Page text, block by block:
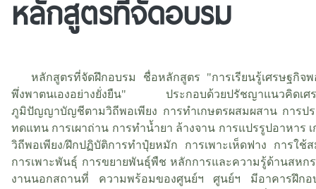
หลักสูตรที่จัดอบรม
หลักสูตรที่จัดฝึกอบรม ชื่อหลักสูตร "การเรียนรู้เศรษฐกิจพอ
พึ่งพาตนเองอย่างยั่งยืน" ประกอบด้วยปรัชญาแนวคิดเศร
ภูมิปัญญาบัญชีตามวิถีพอเพียง การทำเกษตรผสมผสาน การปร
ทดแทน การเผาถ่าน การทำน้ำยา ล้างจาน การแปรรูปอาหาร
วิถีพอเพียง/ฝึกปฏิบัติการทำปุ๋ยหมัก การเพาะเห็ดฟาง การใช้
การเพาะพันธุ์ การขยายพันธุ์พืช หลักการและความรู้ด้านสหก
งานนอกสถานที่ ความพร้อมของศูนย์ฯ ศูนย์ฯ มีอาคารฝึกอ